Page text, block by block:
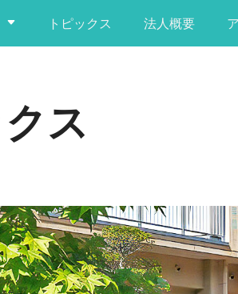
トピックス 法人概要
ス